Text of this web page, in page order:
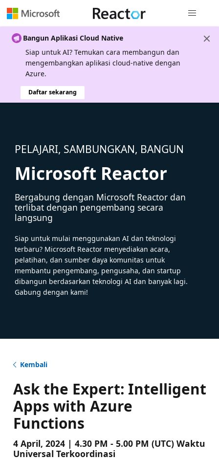
Bangun Aplikasi Cloud Native
Siap untuk AI? Temukan cara membangun dan
mengembangkan aplikasi cloud-native dengan
Azure.
Daftar sekarang
PELAJARI, SAMBUNGKAN, BANGUN
Microsoft Reactor
Bergabung dengan Microsoft Reactor dan
terlibat dengan pengembang secara
langsung
Siap untuk mulai menggunakan AI dan teknologi
terbaru? Microsoft Reactor menyediakan acara,
pelatihan, dan sumber daya komunitas untuk
membantu pengembang, pengusaha, dan startup
dibangun berdasarkan teknologi AI dan banyak lagi.
Gabung dengan kami!
Kembali
Ask the Expert: Intelligent
Apps with Azure
Functions
4 April, 2024 | 4.30 PM - 5.00 PM (UTC) Waktu
Universal Terkoordinasi